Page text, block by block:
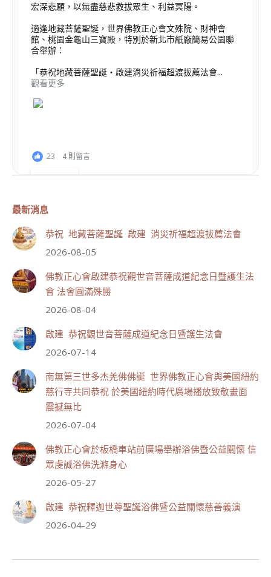
宏深悲願，以無盡慈悲救拔眾生、利益冥陽。
適逢地藏菩薩聖誕，世界佛教正心會文殊院、財神會
館、桃園金龜山三寶殿，特別於新北市紙廠簡易公園聯
合舉辦：
「恭祝地藏菩薩聖誕・啟建消災祈福超渡拔薦法會...
觀看更多
23 4 則留言
分享
August 9, 2026, 12:45 AM
世界佛教正心會 新聞報導]
會，法會圓滿殊勝！
#觀世音菩薩成道紀念日
#恆性嘉措仁波且
68 9 則留言
分享
世界佛教正心會
August 2, 2026, 2:23 AM
週日（8/2）於世界佛教正心會金龜山三寶殿...
50 23 則留言
最新消息
恭祝 地藏菩薩聖誕 啟建 消災祈福超渡拔薦法會
2026-08-05
佛教正心會啟建恭祝觀世音菩薩成道紀念日暨護生法
會 法會圓滿殊勝
2026-08-04
啟建 恭祝觀世音菩薩成道紀念日暨護生法會
2026-07-14
南無第三世多杰羌佛佛誕 世界佛教正心會與美國紐約
慈行寺共同恭祝 於美國紐約時代廣場播放致敬畫面
震撼無比
2026-07-04
佛教正心會於板橋車站前廣場舉辦浴佛暨公益關懷 信
眾虔誠浴佛洗滌身心
2026-05-27
啟建 恭祝釋迦世尊聖誕浴佛暨公益關懷慈善義演
2026-04-29